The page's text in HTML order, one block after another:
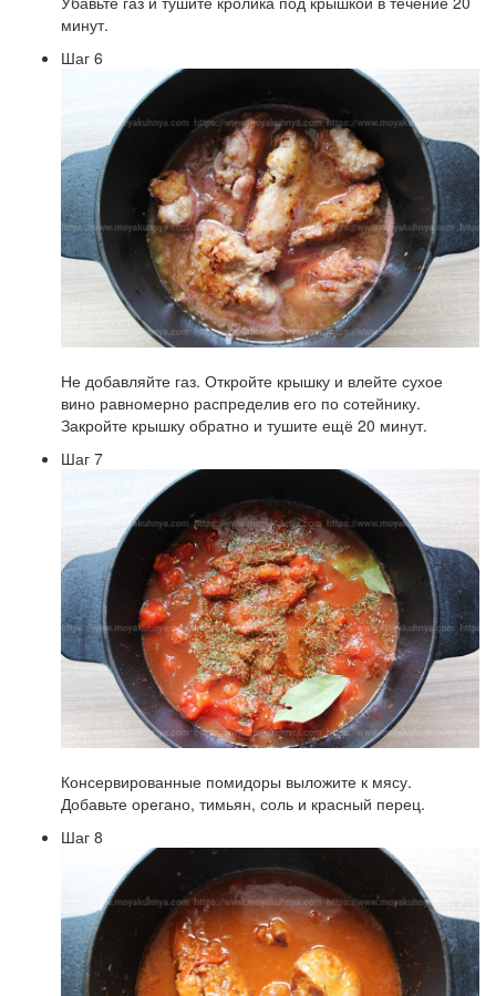
минут.
Шаг 6
Не добавляйте газ. Откройте крышку и влейте сухое
вино равномерно распределив его по сотейнику.
Закройте крышку обратно и тушите ещё 20 минут.
Шаг 7
Консервированные помидоры выложите к мясу.
Добавьте орегано, тимьян, соль и красный перец.
Шаг 8